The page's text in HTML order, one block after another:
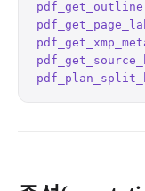
pdf_get_outline